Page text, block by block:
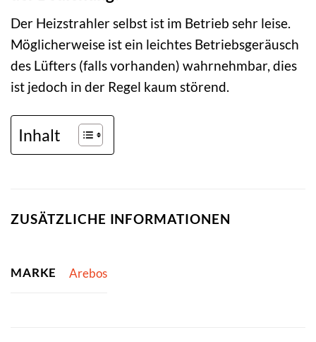
Der Heizstrahler selbst ist im Betrieb sehr leise.
Möglicherweise ist ein leichtes Betriebsgeräusch
des Lüfters (falls vorhanden) wahrnehmbar, dies
ist jedoch in der Regel kaum störend.
Inhalt
ZUSÄTZLICHE INFORMATIONEN
MARKE Arebos